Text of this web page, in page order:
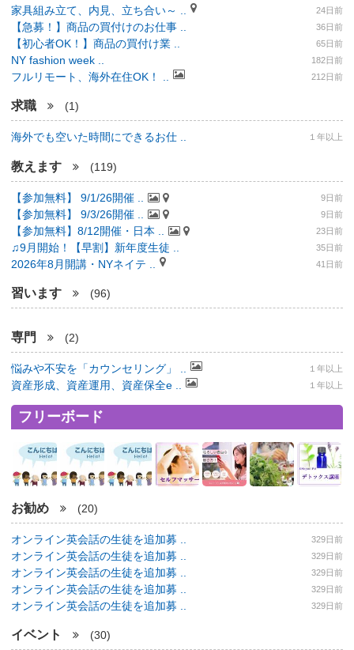
家具組み立て、内見、立ち合い～ .. 24日前
【急募！】商品の買付けのお仕事 .. 36日前
【初心者OK！】商品の買付け業 .. 65日前
NY fashion week .. 182日前
フルリモート、海外在住OK！ .. 212日前
求職 (1)
海外でも空いた時間にできるお仕 .. １年以上
教えます (119)
【参加無料】 9/1/26開催 .. 9日前
【参加無料】 9/3/26開催 .. 9日前
【参加無料】8/12開催・日本 .. 23日前
♫9月開始！【早割】新年度生徒 .. 35日前
2026年8月開講・NYネイテ .. 41日前
習います (96)
専門 (2)
悩みや不安を「カウンセリング」 .. １年以上
資産形成、資産運用、資産保全e .. １年以上
フリーボード
お勧め (20)
オンライン英会話の生徒を追加募 .. 329日前
オンライン英会話の生徒を追加募 .. 329日前
オンライン英会話の生徒を追加募 .. 329日前
オンライン英会話の生徒を追加募 .. 329日前
オンライン英会話の生徒を追加募 .. 329日前
イベント (30)